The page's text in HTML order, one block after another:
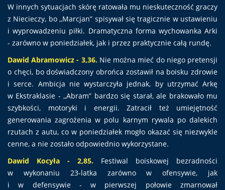
W innych sytuacjach skórę ratowała mu nieskuteczność graczy
z Niecieczy, bo ,,Marcjan” spisywał się tragicznie w ustawieniu
i wyprowadzeniu piłki. Dramatyczna forma wychowanka Arki
- zarówno w poniedziałek, jak i przez praktycznie całą rundę.
Dawid Abramowicz - 3,36.Nie można mieć do niego pretensji
o chęci, bo doświadczony obrońca zostawił na boisku zdrowie
i serce. Ambicja nie wystarczyła jednak, by utrzymać Arkę
w Ekstraklasie - ,,Abram” bardzo się starał, ale brakowało mu
szybkości, motoryki i energii. Zatracił też umiejętność
generowania zagrożenia w polu karnym rywala po dalekich
rzutach z autu, co w poniedziałek mogło okazać się niezwykle
cenne, a nie zostało odpowiednio wykorzystane.
Dawid Kocyła - 2,85. Festiwal boiskowej bezradności
w wykonaniu 23-latka zarówno w ofensywie, jak
i w defensywie - w pierwszej połowie zmarnował